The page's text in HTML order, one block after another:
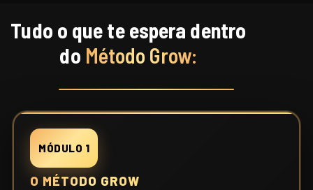
Tudo o que te espera dentro
do Método Grow:
MÓDULO 1
O MÉTODO GROW